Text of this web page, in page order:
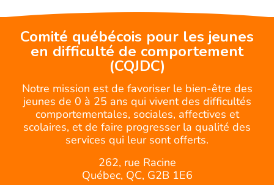
Comité québécois pour les jeunes
en difficulté de comportement
(CQJDC)
Notre mission est de favoriser le bien-être des
jeunes de 0 à 25 ans qui vivent des difficultés
comportementales, sociales, affectives et
scolaires, et de faire progresser la qualité des
services qui leur sont offerts.
262, rue Racine
Québec, QC, G2B 1E6